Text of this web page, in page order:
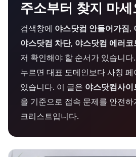
주소부터 찾지 마세
검색창에 야스닷컴 안들어가짐,
야스닷컴 차단, 야스닷컴 에러코
저 확인해야 할 순서가 있습니
누르면 대표 도메인보다 사칭
있습니다. 이 글은 야스닷컴사
을 기준으로 접속 문제를 안전
크리스트입니다.